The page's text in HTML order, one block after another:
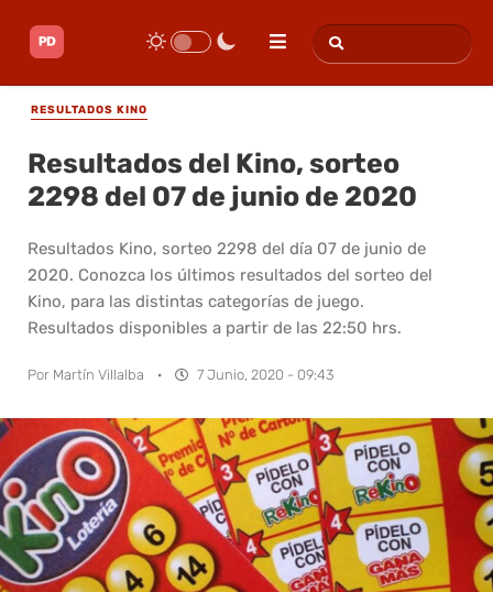
RESULTADOS KINO
Resultados del Kino, sorteo
2298 del 07 de junio de 2020
Resultados Kino, sorteo 2298 del día 07 de junio de
2020. Conozca los últimos resultados del sorteo del
Kino, para las distintas categorías de juego.
Resultados disponibles a partir de las 22:50 hrs.
Por Martín Villalba · 7 Junio, 2020 - 09:43